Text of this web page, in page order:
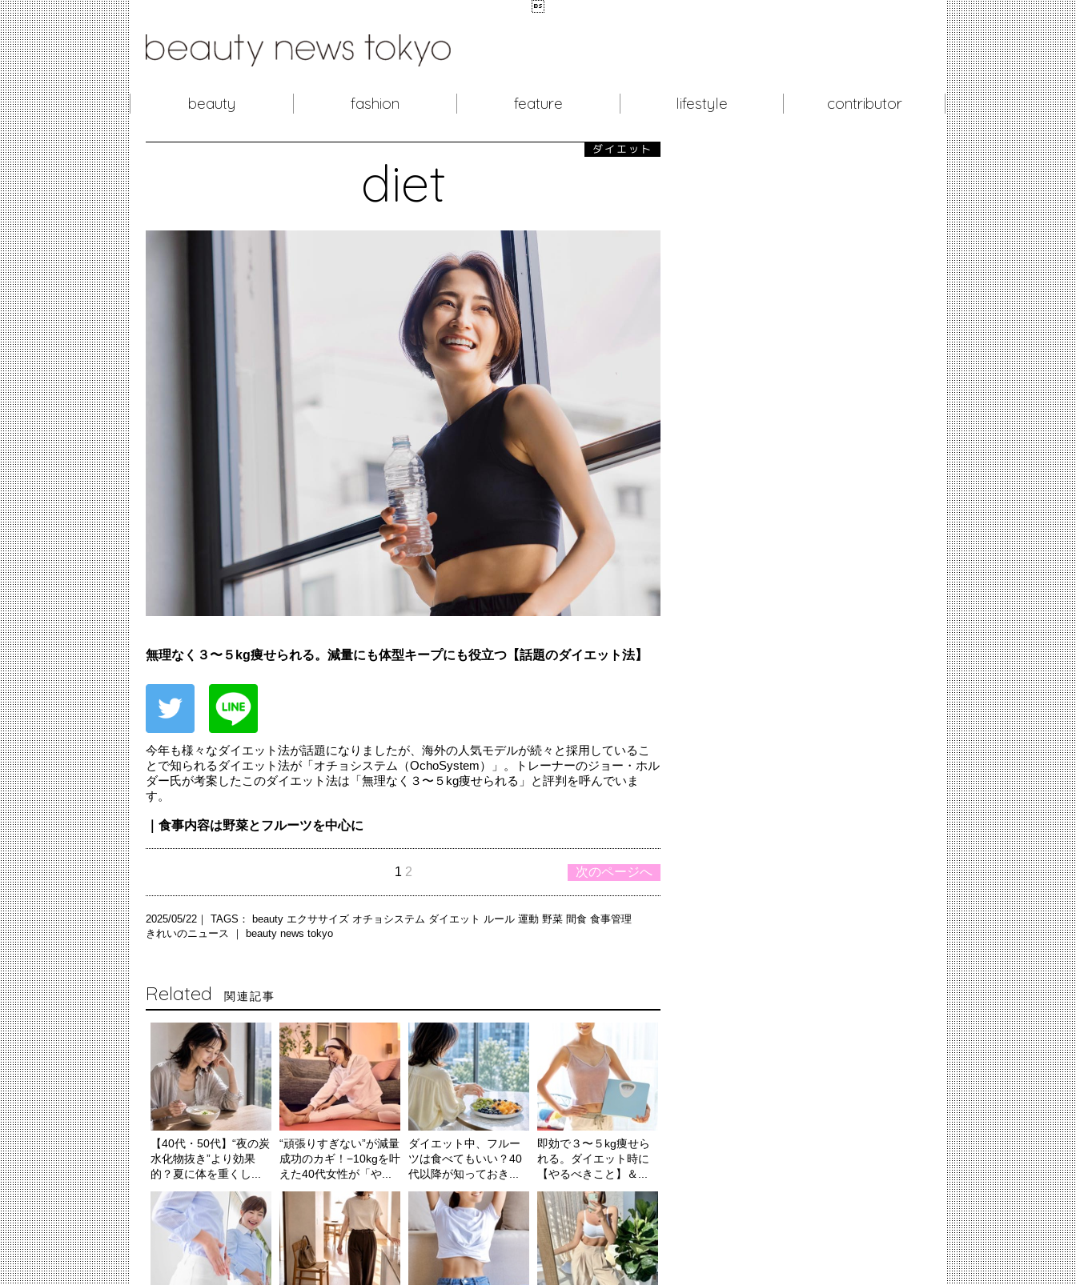

beauty fashion feature lifestyle contributor
diet
ダイエット
無理なく３〜５kg痩せられる。減量にも体型キープにも役立つ【話題のダイエット法】
今年も様々なダイエット法が話題になりましたが、海外の人気モデルが続々と採用しているこ
とで知られるダイエット法が「オチョシステム（OchoSystem）」。トレーナーのジョー・ホル
ダー氏が考案したこのダイエット法は「無理なく３〜５kg痩せられる」と評判を呼んでいま
す。
｜食事内容は野菜とフルーツを中心に
次のページへ
1 2
2025/05/22｜ TAGS： beauty エクササイズ オチョシステム ダイエット ルール 運動 野菜 間食 食事管理
きれいのニュース ｜
beauty news tokyo
Related 関連記事
【40代・50代】“夜の炭
水化物抜き”より効果
的？夏に体を重くし...
“頑張りすぎない”が減量
成功のカギ！−10kgを叶
えた40代女性が「や...
ダイエット中、フルー
ツは食べてもいい？40
代以降が知っておき...
即効で３〜５kg痩せら
れる。ダイエット時に
【やるべきこと】＆...